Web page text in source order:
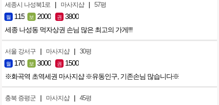
세종시 나성북1로 | 마사지샵 | 57평
월 115 보 2000 권 3800
세종 나성동 먹자상권 손님 많은 최고의 가게!!!
서울 강서구 | 마사지샵 | 30평
월 170 보 3000 권 1500
※화곡역 초역세권 마사지샵 ※유동인구, 기존손님 많습니다※
충북 증평군 | 마사지샵 | 45평